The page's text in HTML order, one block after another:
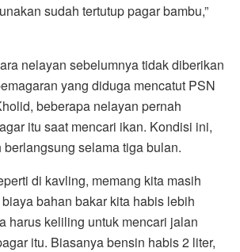
sudah tertutup pagar bambu,”
nelayan sebelumnya tidak diberikan
yang diduga mencatut PSN
beberapa nelayan pernah
itu saat mencari ikan. Kondisi ini,
selama tiga bulan.
di kavling, memang kita masih
bahan bakar kita habis lebih
harus keliling untuk mencari jalan
itu. Biasanya bensin habis 2 liter,